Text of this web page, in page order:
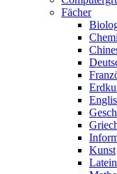
Fächer
Kunst
Latein